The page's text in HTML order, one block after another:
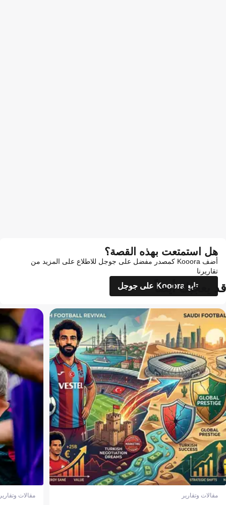
هل استمتعت بهذه القصة؟
أضف Kooora كمصدر مفضل على جوجل للاطلاع على المزيد من
تقاريرنا
تابع Kooora على جوجل
قد يعجبك أيضاً
مقالات وتقارير مقالات